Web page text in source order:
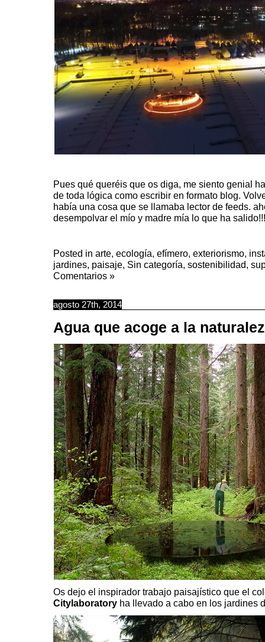
Pues qué queréis que os diga, me siento genial
de toda lógica como escribir en formato blog.
había una cosa que se llamaba lector de feeds.
desempolvar el mío y madre mía lo que ha
Posted in arte, ecología, efímero, exteriorismo,
jardines, paisaje, Sin categoría, sostenibilidad,
Comentarios »
agosto 27th, 2014
Agua que acoge a la
Os dejo el inspirador trabajo paisajístico que el
Citylaboratory ha llevado a cabo en los jardines